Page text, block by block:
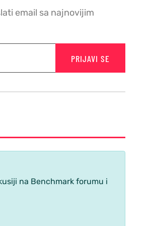
email sa najnovijim
PRIJAVI SE
na Benchmark forumu i